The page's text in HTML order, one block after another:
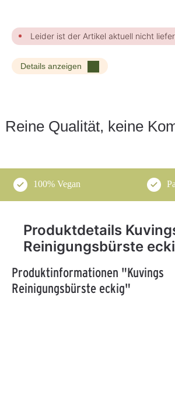
Leider ist der Artikel aktuell nicht
Details anzeigen
Reine Qualität, keine
100% Vegan
Produktdetails
Reinigungsbürste
Produktinformationen "Kuvings
Reinigungsbürste eckig"